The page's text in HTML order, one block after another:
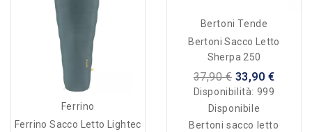
Ferrino
Ferrino Sacco Letto Lightec
Bertoni Tende
Bertoni Sacco Letto
Sherpa 250
37,90 € 33,90 €
Disponibilità: 999
Disponibile
Bertoni sacco letto